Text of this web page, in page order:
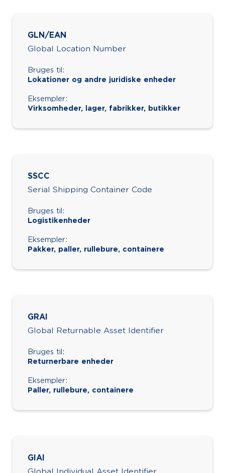
GLN/EAN
Global Location Number
Bruges til:
Lokationer og andre juridiske enheder
Eksempler:
Virksomheder, lager, fabrikker, butikker
SSCC
Serial Shipping Container Code
Bruges til:
Logistikenheder
Eksempler:
Pakker, paller, rullebure, containere
GRAI
Global Returnable Asset Identifier
Bruges til:
Returnerbare enheder
Eksempler:
Paller, rullebure, containere
GIAI